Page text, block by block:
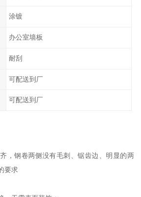
涂镀
办公室墙板
耐刮
可配送到厂
可配送到厂
，钢卷两侧没有毛刺、锯齿边、明显的两
要求